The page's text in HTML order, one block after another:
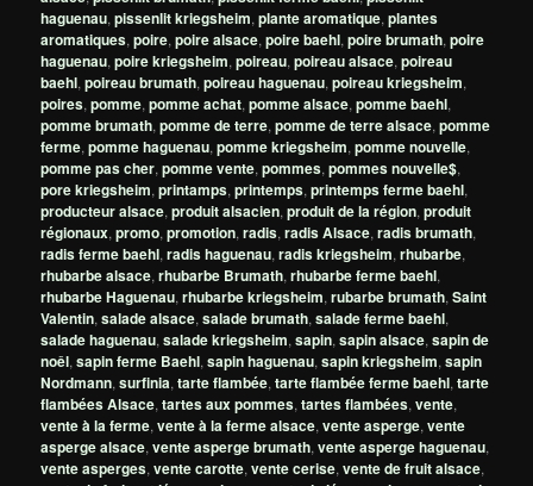
haguenau,pissenlit kriegsheim,plante aromatique,plantes
aromatiques,poire,poire alsace,poire baehl,poire brumath,poire
haguenau,poire kriegsheim,poireau,poireau alsace,poireau
baehl,poireau brumath,poireau haguenau,poireau kriegsheim,
poires,pomme,pomme achat,pomme alsace,pomme baehl,
pomme brumath,pomme de terre,pomme de terre alsace,pomme
ferme,pomme haguenau,pomme kriegsheim,pomme nouvelle,
pomme pas cher,pomme vente,pommes,pommes nouvelle$,
pore kriegsheim,printamps,printemps,printemps ferme baehl,
producteur alsace,produit alsacien,produit de la région,produit
régionaux,promo,promotion,radis,radis Alsace,radis brumath,
radis ferme baehl,radis haguenau,radis kriegsheim,rhubarbe,
rhubarbe alsace,rhubarbe Brumath,rhubarbe ferme baehl,
rhubarbe Haguenau,rhubarbe kriegsheim,rubarbe brumath,Saint
Valentin,salade alsace,salade brumath,salade ferme baehl,
salade haguenau,salade kriegsheim,sapin,sapin alsace,sapin de
noêl,sapin ferme Baehl,sapin haguenau,sapin kriegsheim,sapin
Nordmann,surfinia,tarte flambée,tarte flambée ferme baehl,tarte
flambées Alsace,tartes aux pommes,tartes flambées,vente,
vente à la ferme,vente à la ferme alsace,vente asperge,vente
asperge alsace,vente asperge brumath,vente asperge haguenau,
vente asperges,vente carotte,vente cerise,vente de fruit alsace,